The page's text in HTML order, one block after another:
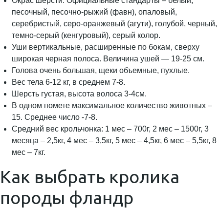
песочный, песочно-рыжий (фавн), опаловый,
серебристый, серо-оранжевый (агути), голубой, черный,
темно-серый (кенгуровый), серый колор.
Уши вертикальные, расширенные по бокам, сверху
широкая черная полоса. Величина ушей — 19-25 см.
Голова очень большая, щеки объемные, пухлые.
Вес тела 6-12 кг, в среднем 7-8.
Шерсть густая, высота волоса 3-4см.
В одном помете максимальное количество животных –
15. Среднее число -7-8.
Средний вес крольчонка: 1 мес – 700г, 2 мес – 1500г, 3
месяца – 2,5кг, 4 мес – 3,5кг, 5 мес – 4,5кг, 6 мес – 5,5кг, 8
мес – 7кг.
Как выбрать кролика
породы фландр